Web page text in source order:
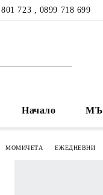
723 , 0899 718 699
Начало
МОМИЧЕТА ЕЖЕДНЕВНИ